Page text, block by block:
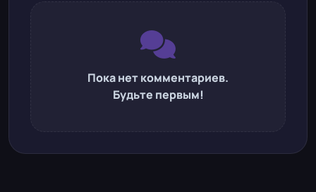
Пока нет комментариев.
Будьте первым!